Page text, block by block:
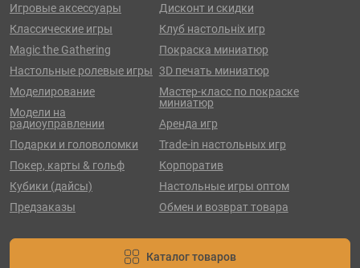
Игровые аксессуары
Классические игры
Magic the Gathering
Настольные ролевые игры
Моделирование
Модели на
радиоуправлении
Подарки и головоломки
Покер, карты & гольф
Кубики (дайсы)
Предзаказы
Дисконт и скидки
Клуб настольніх игр
Покраска миниатюр
3D печать миниатюр
Мастер-класс по покраске
миниатюр
Аренда игр
Trade-in настольных игр
Корпоратив
Настольные игры оптом
Обмен и возврат товара
Каталог товаров